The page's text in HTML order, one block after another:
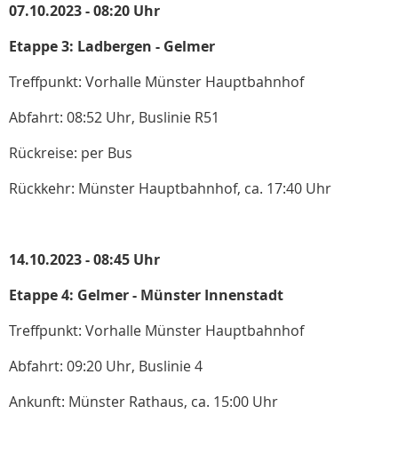
07.10.2023 - 08:20 Uhr
Etappe 3: Ladbergen - Gelmer
Treffpunkt: Vorhalle Münster Hauptbahnhof
Abfahrt: 08:52 Uhr, Buslinie R51
Rückreise: per Bus
Rückkehr: Münster Hauptbahnhof, ca. 17:40 Uhr
14.10.2023 - 08:45 Uhr
Etappe 4: Gelmer - Münster Innenstadt
Treffpunkt: Vorhalle Münster Hauptbahnhof
Abfahrt: 09:20 Uhr, Buslinie 4
Ankunft: Münster Rathaus, ca. 15:00 Uhr